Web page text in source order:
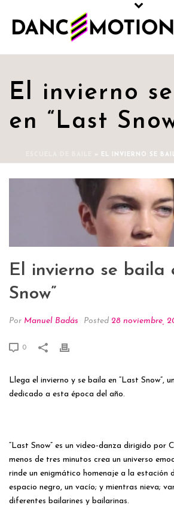
El invierno
en “Last
» EL INVIERNO SE
El invierno se baila
Snow”
Por Manuel Badás Posted 28 noviembre,
0
Llega el invierno y se baila en “Last Snow”,
dedicado a esta época del año.
“Last Snow” es un video-danza dirigido por
menos de tres minutos crea un universo
rinde un enigmático homenaje a la estación
espacio negro, un vacío; y mientras nieva;
diferentes bailarines y bailarinas.